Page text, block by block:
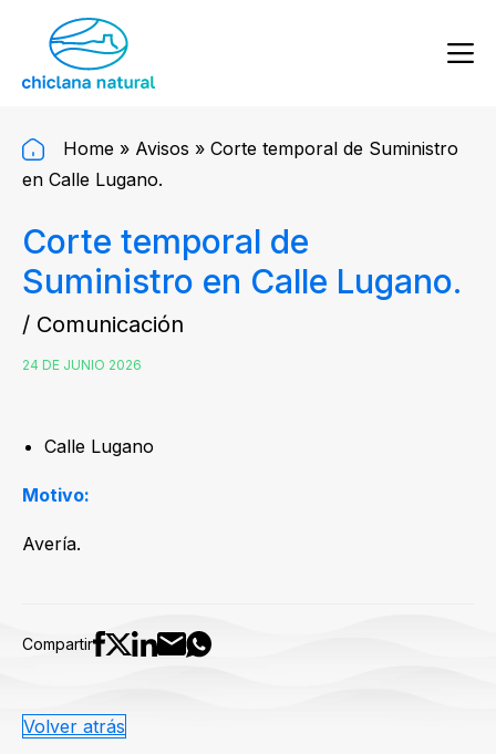
Home » Avisos » Corte temporal de Suministro
en Calle Lugano.
Corte temporal de
Suministro en Calle Lugano.
/ Comunicación
24 DE JUNIO 2026
Calle Lugano
Motivo:
Avería.
Compartir
Volver atrás